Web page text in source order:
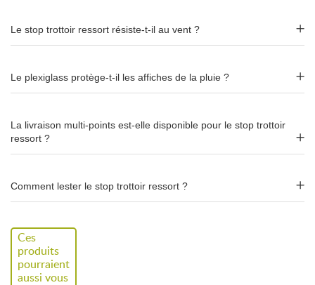
Cadres Aluminium clippants +
Impression FeuillePVC 1 mm– 2 visuels
Lestage
Réservoir à remplir (sable ou
Déplacement Roulettesintégrées
Le stop trottoir ressort résiste-t-il au vent ?
Le plexiglass protège-t-il les affiches de la pluie ?
La livraison multi-points est-elle disponible pour le stop trottoir
ressort ?
Comment lester le stop trottoir ressort ?
Ces
produits
pourraient
aussi vous